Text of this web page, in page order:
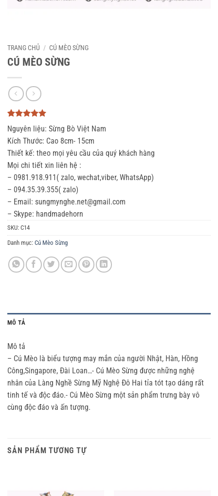
TRANG CHỦ / CÚ MÈO SỪNG
CÚ MÈO SỪNG
5trên 5
dựa trên
3
đánh giá
Nguyên liệu: Sừng Bò Việt Nam
Kích Thước: Cao 8cm- 15cm
Thiết kế: theo mọi yêu cầu của quý khách hàng
Mọi chi tiết xin liên hệ :
– 0981.918.911( zalo, wechat,viber, WhatsApp)
– 094.35.39.355( zalo)
– Email: sungmynghe.net@gmail.com
– Skype: handmadehorn
SKU: C14
Danh mục: Cú Mèo Sừng
MÔ TẢ
Mô tả
– Cú Mèo là biểu tượng may mắn của người Nhật, Hàn, Hồng
Công,Singapore, Đài Loan…- Cú Mèo Sừng được những nghệ
nhân của Làng Nghề Sừng Mỹ Nghệ Đô Hai tỉa tót tạo dáng rất
tinh tế và độc đáo.- Cú Mèo Sừng một sản phẩm trưng bày vô
cùng độc đáo và ấn tượng.
SẢN PHẨM TƯƠNG TỰ